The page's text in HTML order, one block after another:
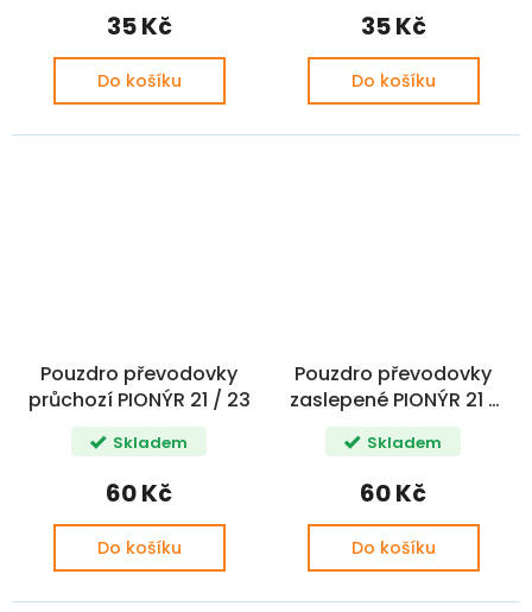
35 Kč
Do košíku
35 Kč
Do košíku
Pouzdro převodovky
průchozí PIONÝR 21 / 23
Skladem
60 Kč
Do košíku
Pouzdro převodovky
zaslepené PIONÝR 21 /
23
Skladem
60 Kč
Do košíku